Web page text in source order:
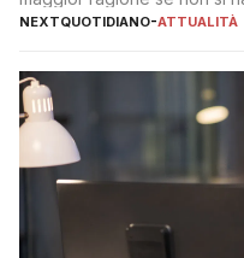
NEXTQUOTIDIANO-ATTUALITÀ